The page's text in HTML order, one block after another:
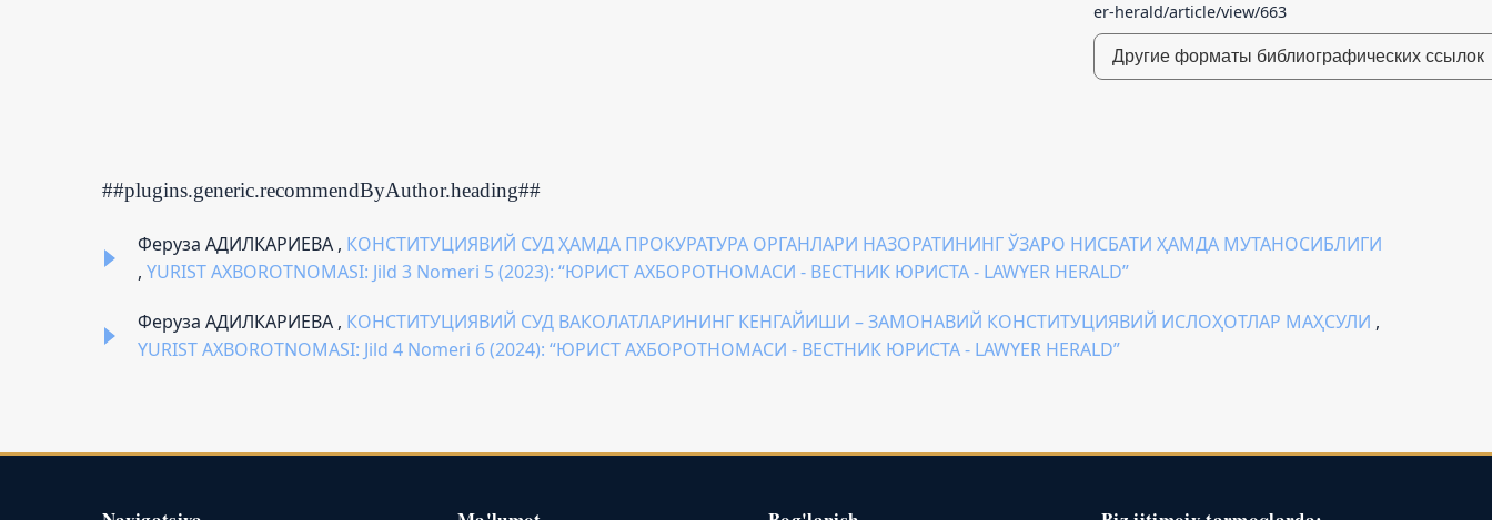
er-herald/article/view/663
Другие форматы библиографических ссылок
##plugins.generic.recommendByAuthor.heading##
Феруза АДИЛКАРИЕВА , КОНСТИТУЦИЯВИЙ СУД ҲАМДА ПРОКУРАТУРА ОРГАНЛАРИ НАЗОРАТИНИНГ ЎЗАРО НИСБАТИ ҲАМДА МУТАНОСИБЛИГИ
, YURIST AXBOROTNOMASI: Jild 3 Nomeri 5 (2023): “ЮРИСТ АХБОРОТНОМАСИ - ВЕСТНИК ЮРИСТА - LAWYER HERALD”
Феруза АДИЛКАРИЕВА , КОНСТИТУЦИЯВИЙ СУД ВАКОЛАТЛАРИНИНГ КЕНГАЙИШИ – ЗАМОНАВИЙ КОНСТИТУЦИЯВИЙ ИСЛОҲОТЛАР МАҲСУЛИ ,
YURIST AXBOROTNOMASI: Jild 4 Nomeri 6 (2024): “ЮРИСТ АХБОРОТНОМАСИ - ВЕСТНИК ЮРИСТА - LAWYER HERALD”